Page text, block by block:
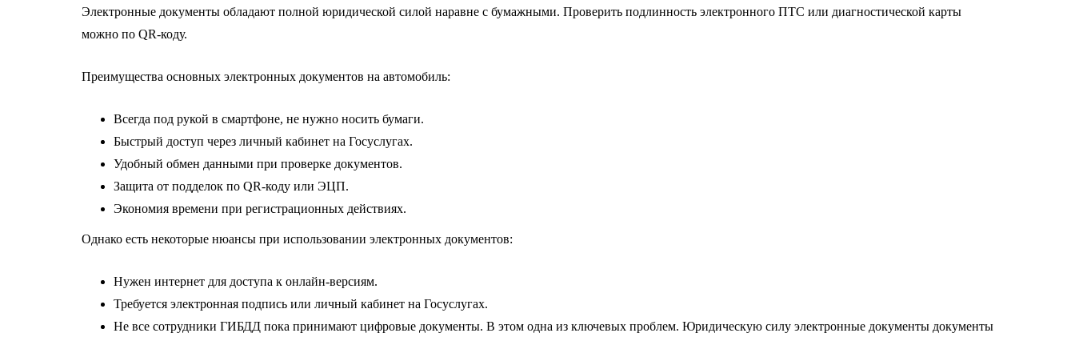
Электронные документы обладают полной юридической силой наравне с бумажными. Проверить подлинность электронного ПТС или диагностической карты
можно по QR-коду.
Преимущества основных электронных документов на автомобиль:
Всегда под рукой в смартфоне, не нужно носить бумаги.
Быстрый доступ через личный кабинет на Госуслугах.
Удобный обмен данными при проверке документов.
Защита от подделок по QR-коду или ЭЦП.
Экономия времени при регистрационных действиях.
Однако есть некоторые нюансы при использовании электронных документов:
Нужен интернет для доступа к онлайн-версиям.
Требуется электронная подпись или личный кабинет на Госуслугах.
Не все сотрудники ГИБДД пока принимают цифровые документы. В этом одна из ключевых проблем. Юридическую силу электронные документы документы